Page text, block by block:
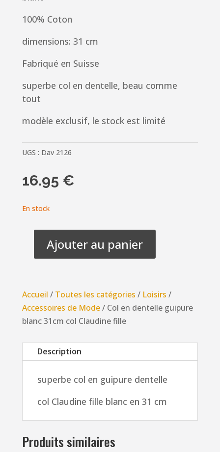
100% Coton
dimensions: 31 cm
Fabriqué en Suisse
superbe col en dentelle, beau comme
tout
modèle exclusif, le stock est limité
UGS : Dav 2126
16.95 €
En stock
quantité
en
dentelle
guipure
31cm
Ajouter au panier
Accueil / Toutes les catégories / Loisirs /
Accessoires de Mode/ Col en dentelle guipure
blanc 31cm col Claudine fille
Description
superbe col en guipure dentelle
col Claudine fille blanc en 31 cm
Produits similaires